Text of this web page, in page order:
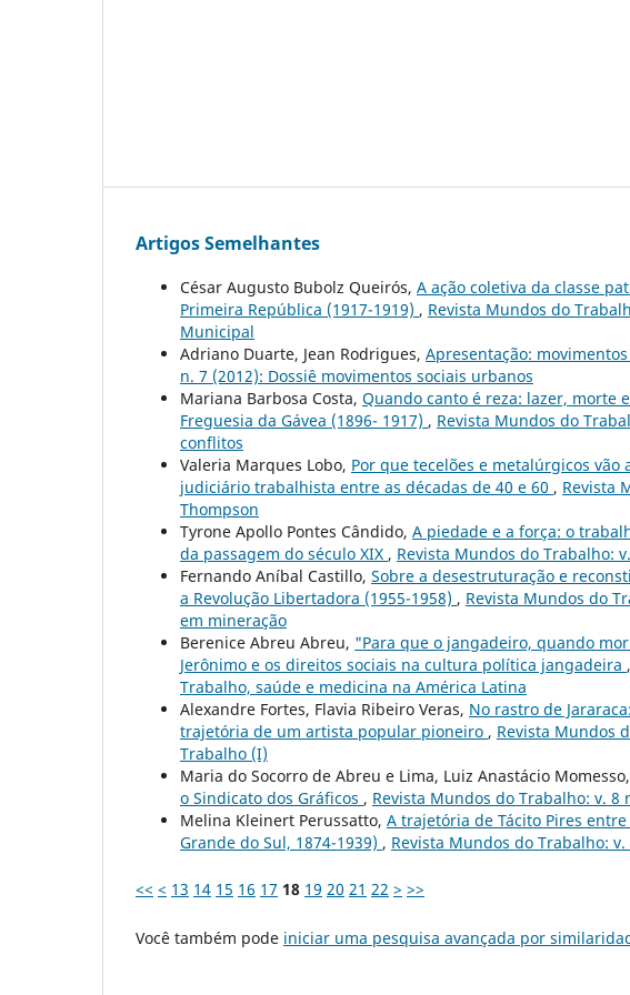
Artigos Semelhantes
César Augusto Bubolz Queirós, A ação coletiva da classe
Primeira República (1917-1919) , Revista Mundos do
Municipal
Adriano Duarte, Jean Rodrigues, Apresentação:
n. 7 (2012): Dossiê movimentos sociais urbanos
Mariana Barbosa Costa, Quando canto é reza: lazer, morte
Freguesia da Gávea (1896- 1917) , Revista Mundos do
conflitos
Valeria Marques Lobo, Por que tecelões e metalúrgicos
judiciário trabalhista entre as décadas de 40 e 60 , Revista
Thompson
Tyrone Apollo Pontes Cândido, A piedade e a força: o
da passagem do século XIX , Revista Mundos do Trabalho:
Fernando Aníbal Castillo, Sobre a desestruturação e
a Revolução Libertadora (1955-1958) , Revista Mundos do
em mineração
Berenice Abreu Abreu, "Para que o jangadeiro, quando
Jerônimo e os direitos sociais na cultura política jangadeira ,
Trabalho, saúde e medicina na América Latina
Alexandre Fortes, Flavia Ribeiro Veras, No rastro de
trajetória de um artista popular pioneiro , Revista Mundos
Trabalho (I)
Maria do Socorro de Abreu e Lima, Luiz Anastácio Momesso,
o Sindicato dos Gráficos , Revista Mundos do Trabalho: v.
Melina Kleinert Perussatto, A trajetória de Tácito Pires
Grande do Sul, 1874-1939) , Revista Mundos do Trabalho:
<< < 13 14 15 16 17 18 19 20 21 22 > >>
Você também pode iniciar uma pesquisa avançada por